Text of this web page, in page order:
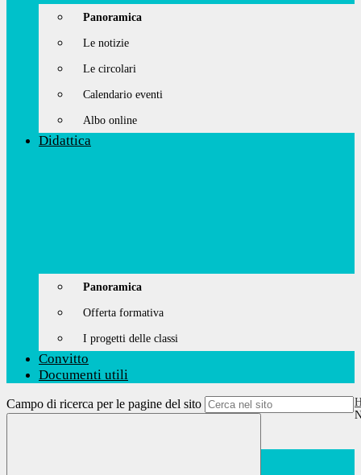
Panoramica
Le notizie
Le circolari
Calendario eventi
Albo online
Didattica
Panoramica
Offerta formativa
I progetti delle classi
Convitto
Documenti utili
Campo di ricerca per le pagine del sito